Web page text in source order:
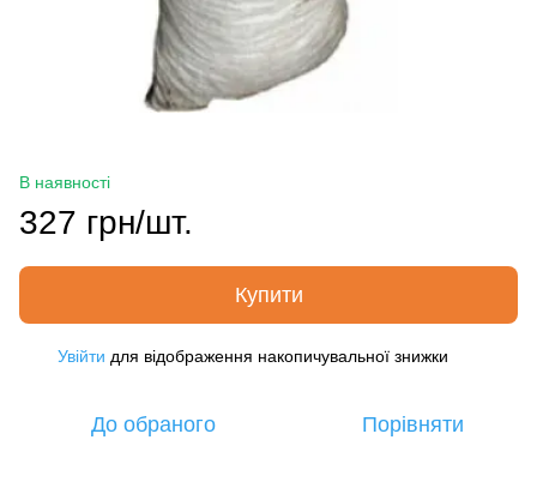
В наявності
327 грн/шт.
Купити
Увійти для відображення накопичувальної знижки
До обраного Порівняти